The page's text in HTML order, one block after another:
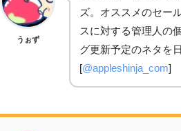
うぉず
ズ。オススメのセー
スに対する管理人の
グ更新予定のネタを
[@appleshinja_com]